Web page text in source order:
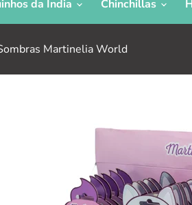
da India Chinchillas
Martinelia World